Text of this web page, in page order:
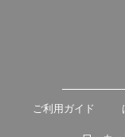
ご利用ガイド